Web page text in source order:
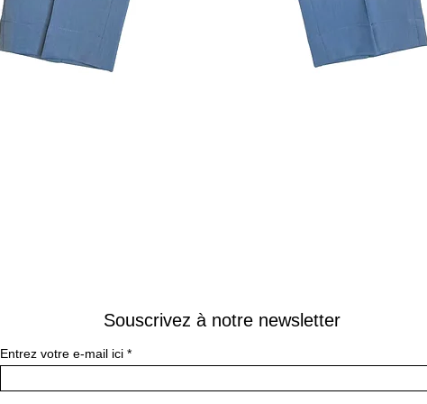
Souscrivez à notre newsletter
Entrez votre e-mail ici